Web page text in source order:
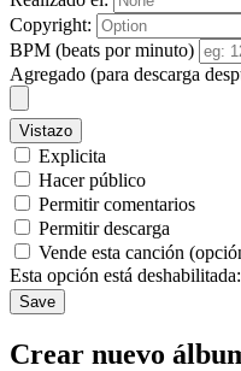
Copyright:
BPM (beats por minuto)
Agregado (para descarga
Vistazo
Explicita
Hacer público
Permitir comentarios
Permitir descarga
Vende esta canción
Esta opción está deshabilitada:
Save
Crear nuevo